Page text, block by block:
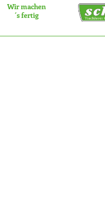
Wir machen
´s fertig
Text
Text